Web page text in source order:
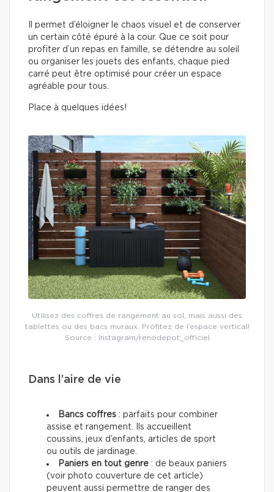
Il permet d’éloigner le chaos visuel et de conserver
un certain côté épuré à la cour. Que ce soit pour
profiter d’un repas en famille, se détendre au soleil
ou organiser les jouets des enfants, chaque pied
carré peut être optimisé pour créer un espace
agréable pour tous.
Place à quelques idées!
Utilisez des coffres de rangement au sol, mais aussi des
tablettes ou des bacs muraux. Profitez de l’espace vertical!
Source : Instagram/renodepot_officiel
Dans l’aire de vie
Bancs coffres : parfaits pour combiner
assise et rangement. Ils accueillent
coussins, jeux d’enfants, articles de sport
ou outils de jardinage.
Paniers en tout genre : de beaux paniers
(voir photo couverture de cet article)
peuvent aussi permettre de ranger des